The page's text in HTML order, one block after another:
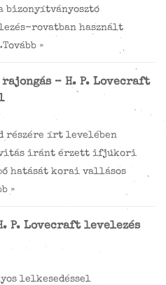
bizonyítványosztó
rovatban használt
Tovább »
– H. P. Lovecraft
részére írt levelében
iránt érzett ifjúkori
hatását korai vallásos
»
P. Lovecraft levelezés
lelkesedéssel